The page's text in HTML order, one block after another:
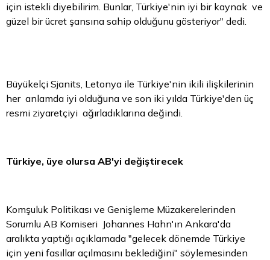
için istekli diyebilirim. Bunlar, Türkiye'nin iyi bir kaynak ve
güzel bir ücret şansına sahip olduğunu gösteriyor" dedi.
Büyükelçi Sjanits, Letonya ile Türkiye'nin ikili ilişkilerinin
her anlamda iyi olduğuna ve son iki yılda Türkiye'den üç
resmi ziyaretçiyi ağırladıklarına değindi.
Türkiye, üye olursa AB'yi değiştirecek
Komşuluk Politikası ve Genişleme Müzakerelerinden
Sorumlu AB Komiseri Johannes Hahn'ın Ankara'da
aralıkta yaptığı açıklamada "gelecek dönemde Türkiye
için yeni fasıllar açılmasını beklediğini" söylemesinden